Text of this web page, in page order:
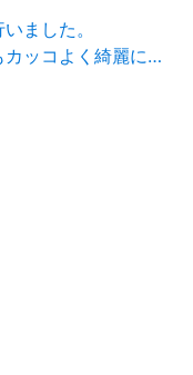
ました。
カッコよく綺麗に…